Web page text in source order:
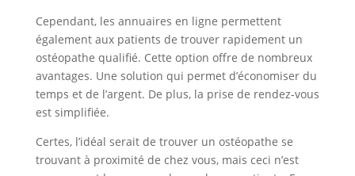
Cependant, les annuaires en ligne permettent
également aux patients de trouver rapidement un
ostéopathe qualifié. Cette option offre de nombreux
avantages. Une solution qui permet d’économiser du
temps et de l’argent. De plus, la prise de rendez-vous
est simplifiée.
Certes, l’idéal serait de trouver un ostéopathe se
trouvant à proximité de chez vous, mais ceci n’est